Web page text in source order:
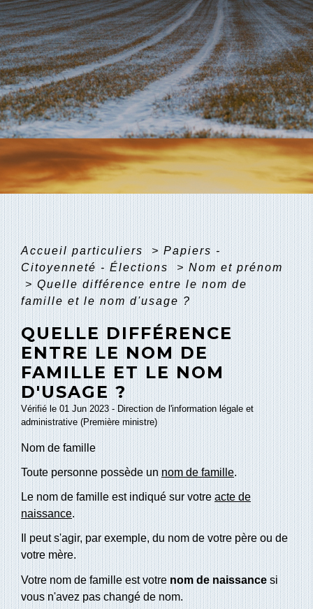
Accueil particuliers > Papiers -
Citoyenneté - Élections > Nom et prénom
> Quelle différence entre le nom de
famille et le nom d'usage ?
QUELLE DIFFÉRENCE
ENTRE LE NOM DE
FAMILLE ET LE NOM
D'USAGE ?
Vérifié le 01 Jun 2023 - Direction de l'information légale et
administrative (Première ministre)
Nom de famille
Toute personne possède un nom de famille.
Le nom de famille est indiqué sur votreacte de
naissance.
Il peut s'agir, par exemple, du nom de votre père ou de
votre mère.
Votre nom de famille est votre nom de naissance si
vous n'avez pas changé de nom.